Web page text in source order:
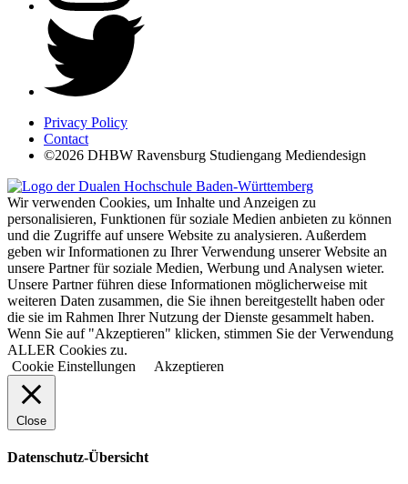
Privacy Policy
Contact
©2026 DHBW Ravensburg Studiengang Mediendesign
Wir verwenden Cookies, um Inhalte und Anzeigen zu
personalisieren, Funktionen für soziale Medien anbieten zu können
und die Zugriffe auf unsere Website zu analysieren. Außerdem
geben wir Informationen zu Ihrer Verwendung unserer Website an
unsere Partner für soziale Medien, Werbung und Analysen wieter.
Unsere Partner führen diese Informationen möglicherweise mit
weiteren Daten zusammen, die Sie ihnen bereitgestellt haben oder
die sie im Rahmen Ihrer Nutzung der Dienste gesammelt haben.
Wenn Sie auf "Akzeptieren" klicken, stimmen Sie der Verwendung
ALLER Cookies zu.
Cookie Einstellungen
Akzeptieren
Close
Datenschutz-Übersicht